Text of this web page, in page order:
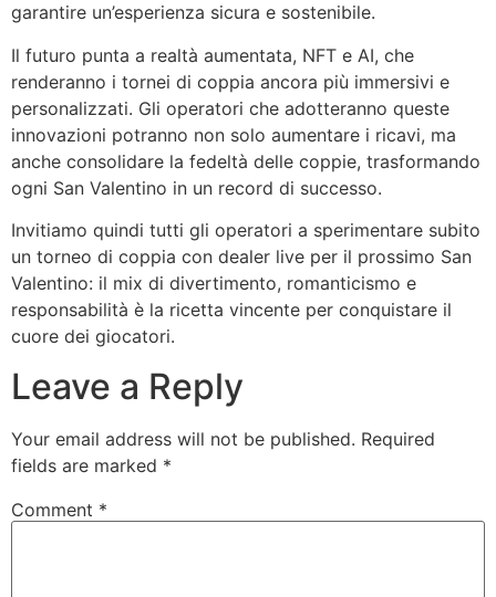
garantire un’esperienza sicura e sostenibile.
Il futuro punta a realtà aumentata, NFT e AI, che
renderanno i tornei di coppia ancora più immersivi e
personalizzati. Gli operatori che adotteranno queste
innovazioni potranno non solo aumentare i ricavi, ma
anche consolidare la fedeltà delle coppie, trasformando
ogni San Valentino in un record di successo.
Invitiamo quindi tutti gli operatori a sperimentare subito
un torneo di coppia con dealer live per il prossimo San
Valentino: il mix di divertimento, romanticismo e
responsabilità è la ricetta vincente per conquistare il
cuore dei giocatori.
Leave a Reply
Your email address will not be published. Required
fields are marked *
Comment *